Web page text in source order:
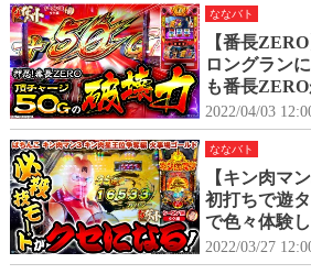
ななバト
【番長
ロングラン
も番長
2022/04/03
ななバト
【キン肉マ
初打ちで遊
で色々体験
殺技モードが
2022/03/27